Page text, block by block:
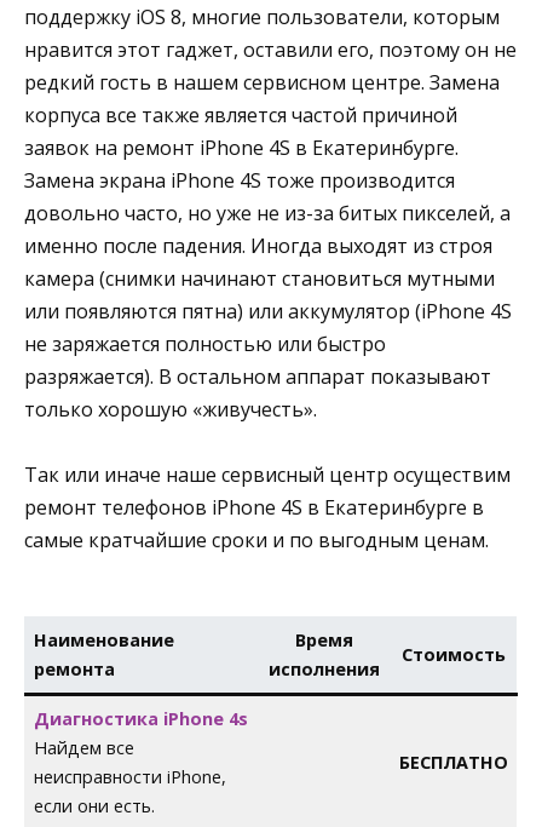
поддержку iOS 8, многие пользователи, которым
нравится этот гаджет, оставили его, поэтому он не
редкий гость в нашем сервисном центре. Замена
корпуса все также является частой причиной
заявок на ремонт iPhone 4S в Екатеринбурге.
Замена экрана iPhone 4S тоже производится
довольно часто, но уже не из-за битых пикселей, а
именно после падения. Иногда выходят из строя
камера (снимки начинают становиться мутными
или появляются пятна) или аккумулятор (iPhone 4S
не заряжается полностью или быстро
разряжается). В остальном аппарат показывают
только хорошую «живучесть».
Так или иначе наше сервисный центр осуществим
ремонт телефонов iPhone 4S в Екатеринбурге в
самые кратчайшие сроки и по выгодным ценам.
Наименование
ремонта
Время
исполнения
Стоимость
Диагностика iPhone 4s
Найдем все
неисправности iPhone,
если они есть.
БЕСПЛАТНО